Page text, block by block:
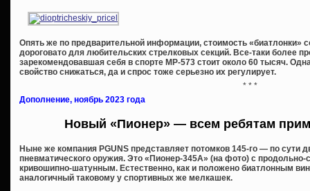
Опять же по предварительной информации, стоимость «биатлонки»
дороговато для любительских стрелковых секций. Все-таки более
зарекомендовавшая себя в спорте МР-573 стоит около 60 тысяч.
свойство снижаться, да и спрос тоже серьезно их регулирует.
* * *
Дополнение, ноябрь 2023 года
Новый «Пионер» — всем ребятам
Ныне же компания PGUNS представляет потомков 145-го — по сути
пневматического оружия. Это «Пионер-345А» (на фото) с
кривошипно-шатунным. Естественно, как и положено биатлонным
аналогичный таковому у спортивных же мелкашек.